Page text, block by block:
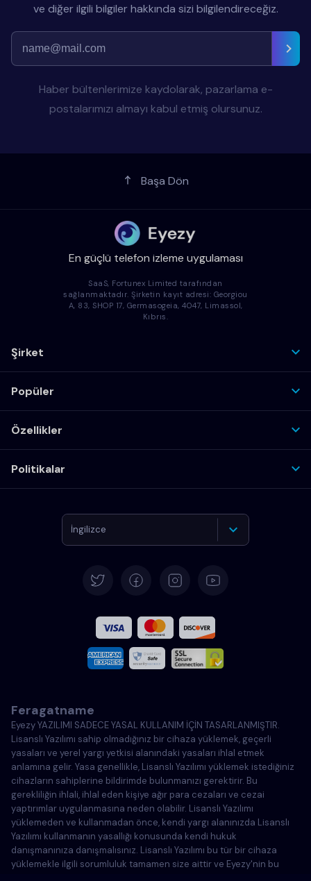
ve diğer ilgili bilgiler hakkında sizi bilgilendireceğiz.
Haber bültenlerimize kaydolarak, pazarlama e-
postalarımızı almayı kabul etmiş olursunuz.
Başa Dön
En güçlü telefon izleme uygulaması
SaaS, Fortunex Limited tarafından
sağlanmaktadır. Şirketin kayıt adresi: Georgiou
A, 83, SHOP 17, Germasogeia, 4047, Limassol,
Kıbrıs.
Şirket
Popüler
Özellikler
Politikalar
İngilizce
Fransızca
İtalyanca
Portekizce
Türkçe
Polonya
Feragatname
Eyezy YAZILIMI SADECE YASAL KULLANIM İÇİN TASARLANMIŞTIR.
Lisanslı Yazılımı sahip olmadığınız bir cihaza yüklemek, geçerli
yasaları ve yerel yargı yetkisi alanındaki yasaları ihlal etmek
anlamına gelir. Yasa genellikle, Lisanslı Yazılımı yüklemek istediğiniz
cihazların sahiplerine bildirimde bulunmanızı gerektirir. Bu
gerekliliğin ihlali, ihlal eden kişiye ağır para cezaları ve cezai
yaptırımlar uygulanmasına neden olabilir. Lisanslı Yazılımı
yüklemeden ve kullanmadan önce, kendi yargı alanınızda Lisanslı
Yazılımı kullanmanın yasallığı konusunda kendi hukuk
danışmanınıza danışmalısınız. Lisanslı Yazılımı bu tür bir cihaza
yüklemekle ilgili sorumluluk tamamen size aittir ve Eyezy'nin bu